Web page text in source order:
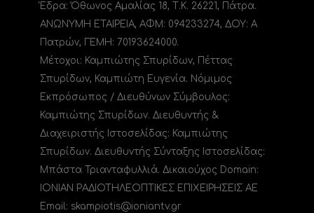
Έδρα: Όθωνος Αμαλίας 18, Τ.Κ. 26221, Πάτρα.
ΑΝΩΝΥΜΗ ΕΤΑΙΡΕΙΑ, ΑΦΜ: 094233274, ΔΟΥ: A
Πατρών, ΓΕΜΗ: 70193624000.
Μέτοχοι: Καμπιώτης Σπυρίδων, Πέττας
Σπυρίδων, Καμπιώτη Ευγενία. Νόμιμος
Εκπρόσωπος / Διευθύνων Σύμβουλος:
Καμπιώτης Σπυρίδων. Διευθυντής &
Διαχειριστής Ιστοσελίδας: Καμπιώτης
Σπυρίδων. Διευθυντής Σύνταξης Ιστοσελίδας:
Μπάστα Τριανταφυλλιά. Δικαιούχος Domain:
ΙΟΝΙΑΝ ΡΑΔΙΟΤΗΛΕΟΠΤΙΚΕΣ ΕΠΙΧΕΙΡΗΣΕΙΣ ΑΕ
Email: skampiotis@ioniantv.gr